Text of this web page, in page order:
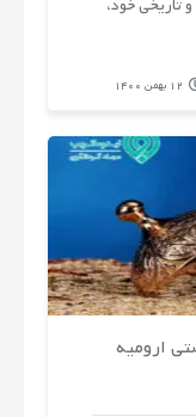
تاریخی خود،
12 بهمن 1400
ارومیه